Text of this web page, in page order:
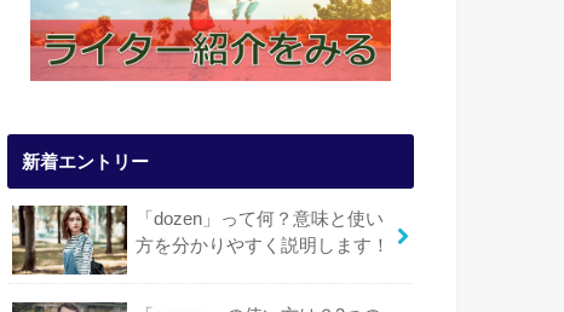
新着エントリー
「dozen」って何？意味と使い
方を分かりやすく説明します！